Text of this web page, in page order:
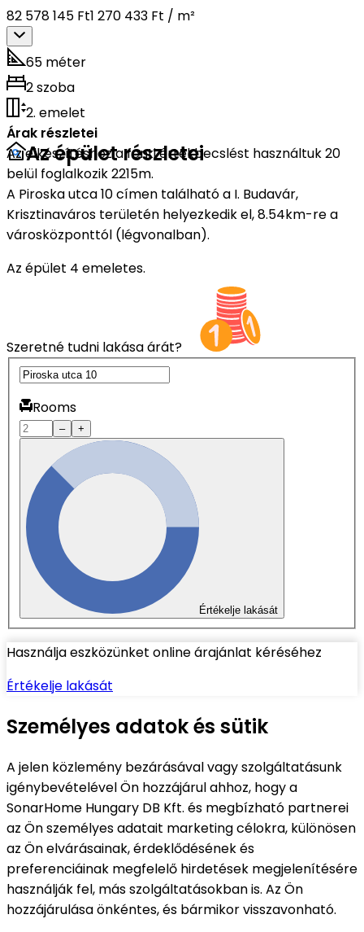
82 578 145 Ft1 270 433 Ft / m²
65 méter
2 szoba
2. emelet
Árak részletei
Az elkészítéshez a fenti értékbecslést használtuk 20
belül foglalkozik 2215m.
Az épület részletei
A Piroska utca 10 címen található a I. Budavár,
Krisztinaváros területén helyezkedik el, 8.54km-re a
városközponttól (légvonalban).
Az épület 4 emeletes.
Szeretné tudni lakása árát?
Rooms
– +
Értékelje lakását
Használja eszközünket online árajánlat kéréséhez
Értékelje lakását
Személyes adatok és sütik
A jelen közlemény bezárásával vagy szolgáltatásunk
igénybevételével Ön hozzájárul ahhoz, hogy a
SonarHome Hungary DB Kft. és megbízható partnerei
az Ön személyes adatait marketing célokra, különösen
az Ön elvárásainak, érdeklődésének és
preferenciáinak megfelelő hirdetések megjelenítésére
használják fel, más szolgáltatásokban is. Az Ön
hozzájárulása önkéntes, és bármikor visszavonható.